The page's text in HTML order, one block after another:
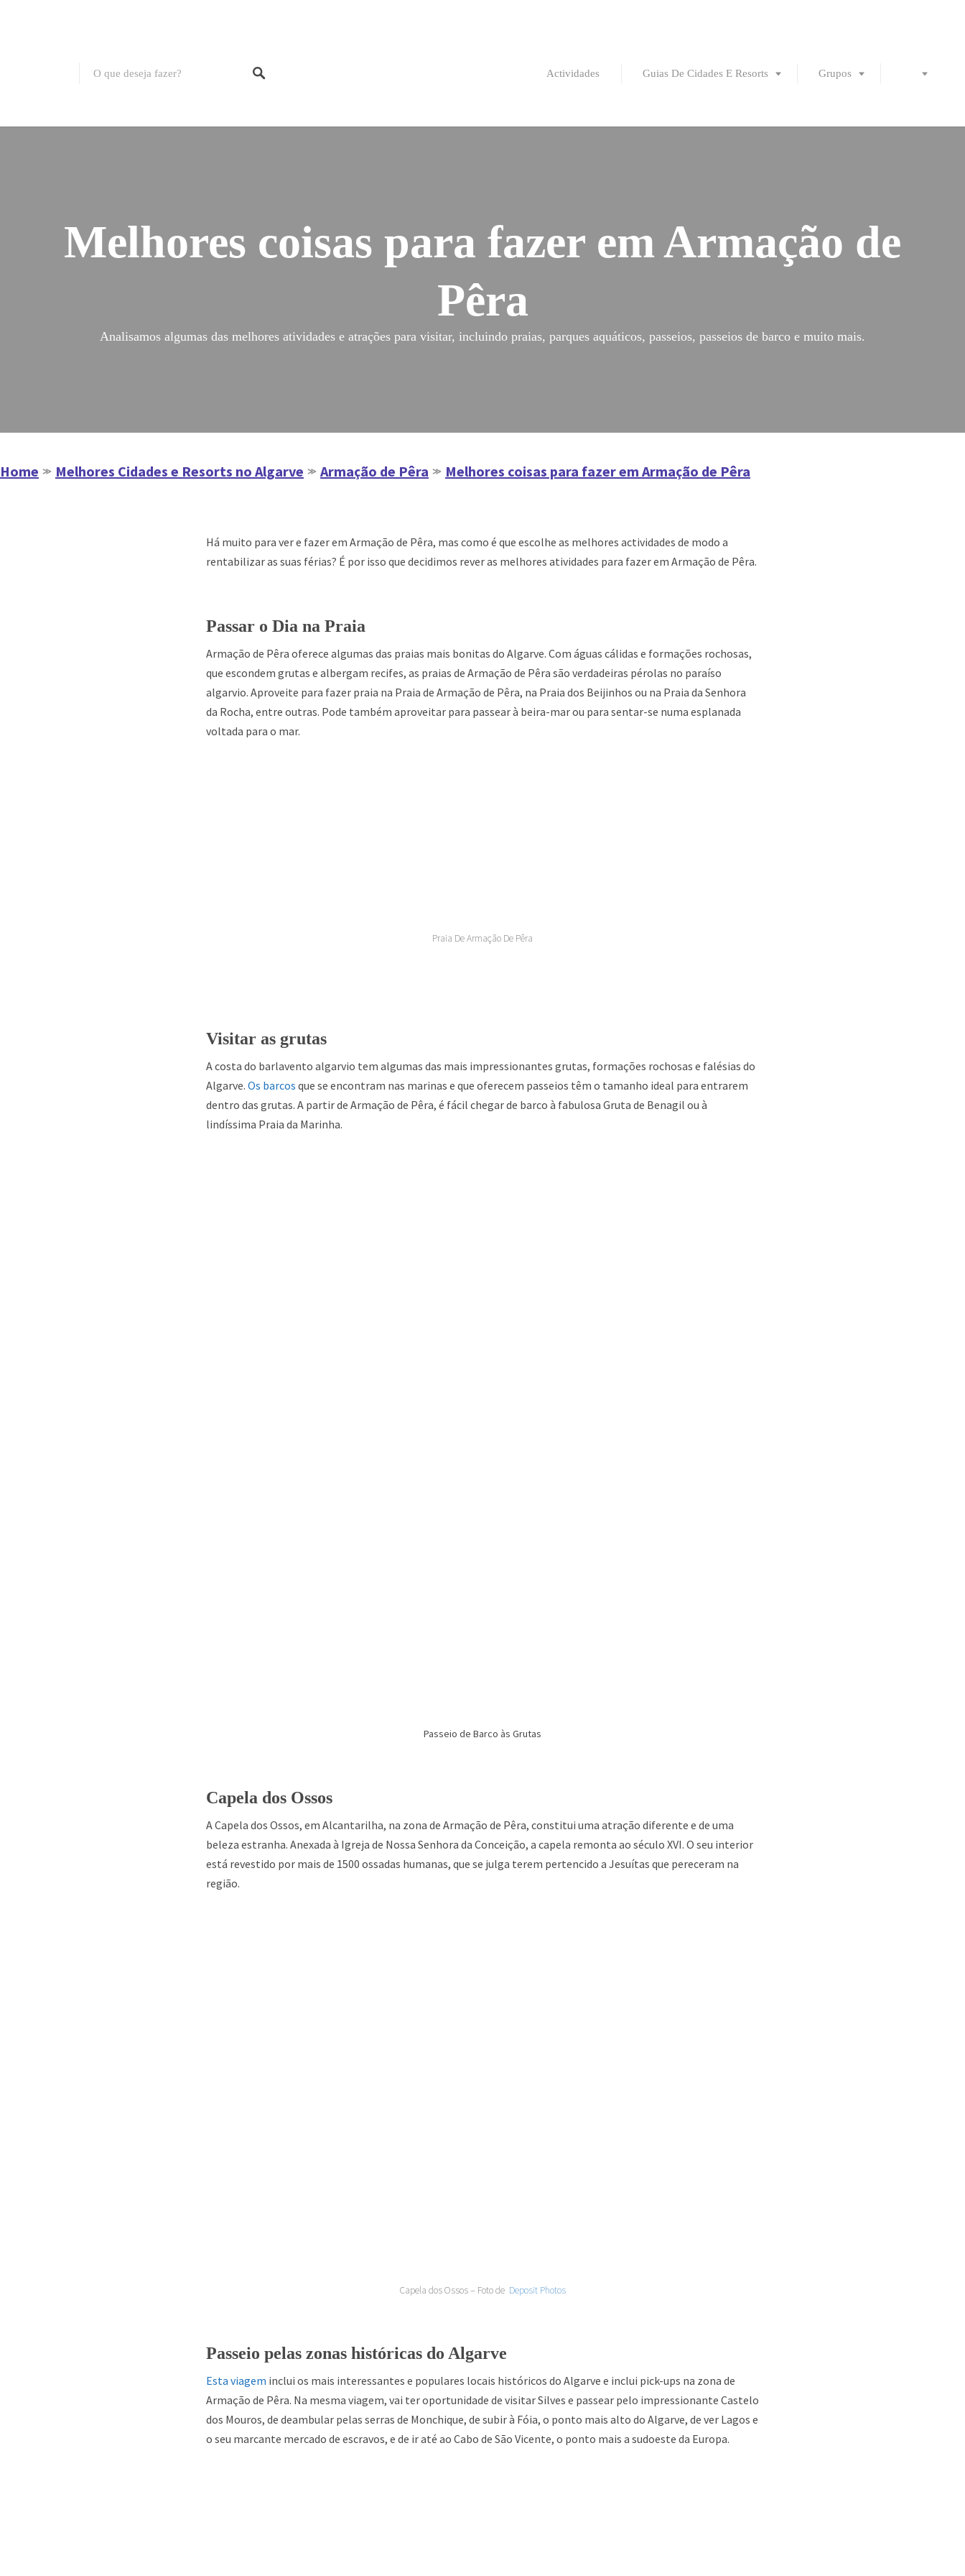
Actividades Guias De Cidades E Resorts Grupos
Melhores coisas para fazer em Armação de
Pêra
Analisamos algumas das melhores atividades e atrações para visitar, incluindo praias, parques aquáticos, passeios, passeios de barco e muito mais.
Home ≫ Melhores Cidades e Resorts no Algarve ≫ Armação de Pêra ≫ Melhores coisas para fazer em Armação de Pêra
Há muito para ver e fazer em Armação de Pêra, mas como é que escolhe as melhores actividades de modo a
rentabilizar as suas férias? É por isso que decidimos rever as melhores atividades para fazer em Armação de Pêra.
Passar o Dia na Praia
Armação de Pêra oferece algumas das praias mais bonitas do Algarve. Com águas cálidas e formações rochosas,
que escondem grutas e albergam recifes, as praias de Armação de Pêra são verdadeiras pérolas no paraíso
algarvio. Aproveite para fazer praia na Praia de Armação de Pêra, na Praia dos Beijinhos ou na Praia da Senhora
da Rocha, entre outras. Pode também aproveitar para passear à beira-mar ou para sentar-se numa esplanada
voltada para o mar.
Praia De Armação De Pêra
Visitar as grutas
A costa do barlavento algarvio tem algumas das mais impressionantes grutas, formações rochosas e falésias do
Algarve. Os barcos que se encontram nas marinas e que oferecem passeios têm o tamanho ideal para entrarem
dentro das grutas. A partir de Armação de Pêra, é fácil chegar de barco à fabulosa Gruta de Benagil ou à
lindíssima Praia da Marinha.
Passeio de Barco às Grutas
Capela dos Ossos
A Capela dos Ossos, em Alcantarilha, na zona de Armação de Pêra, constitui uma atração diferente e de uma
beleza estranha. Anexada à Igreja de Nossa Senhora da Conceição, a capela remonta ao século XVI. O seu interior
está revestido por mais de 1500 ossadas humanas, que se julga terem pertencido a Jesuítas que pereceram na
região.
Capela dos Ossos – Foto de Deposit Photos
Passeio pelas zonas históricas do Algarve
Esta viagem inclui os mais interessantes e populares locais históricos do Algarve e inclui pick-ups na zona de
Armação de Pêra. Na mesma viagem, vai ter oportunidade de visitar Silves e passear pelo impressionante Castelo
dos Mouros, de deambular pelas serras de Monchique, de subir à Fóia, o ponto mais alto do Algarve, de ver Lagos e
o seu marcante mercado de escravos, e de ir até ao Cabo de São Vicente, o ponto mais a sudoeste da Europa.